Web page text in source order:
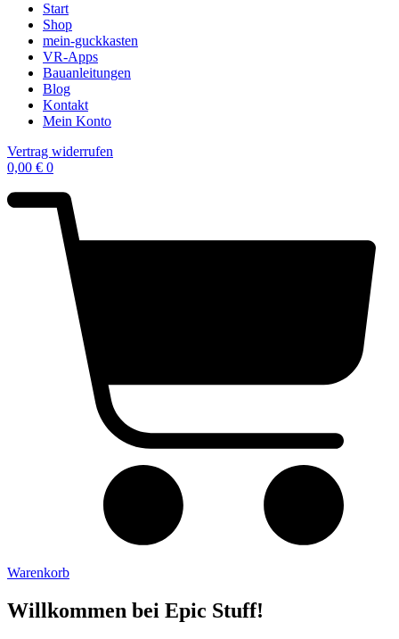
Start
Shop
mein-guckkasten
VR-Apps
Bauanleitungen
Blog
Kontakt
Mein Konto
Vertrag widerrufen
0,00 € 0
Warenkorb
Willkommen bei Epic Stuff!